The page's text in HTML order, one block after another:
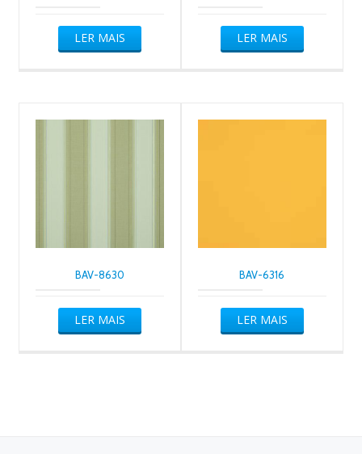
LER MAIS LER MAIS
BAV-8630
LER MAIS
BAV-6316
LER MAIS